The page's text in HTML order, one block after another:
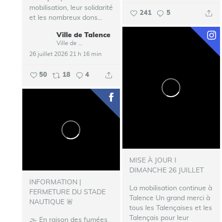
241 5
mobilisation, leur solidarité
et les nombreux dons...
Ville de Talence
26 juillet 2026 21 h 16 min
50 18 4
MISE À JOUR I
DIMANCHE 26 JUILLET
La mobilisation continue à
Talence Un grand merci à
tous les Talençaises et les
Talençais pour leur
INFORMATION |
FERMETURE DU STADE
NAUTIQUE 🚨
🌫️ En raison des fumées